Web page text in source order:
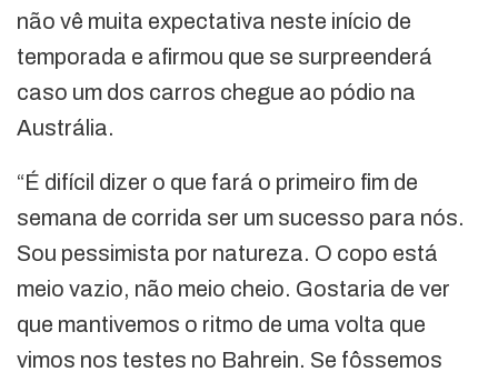
não vê muita expectativa neste início de
temporada e afirmou que se surpreenderá
caso um dos carros chegue ao pódio na
Austrália.
“É difícil dizer o que fará o primeiro fim de
semana de corrida ser um sucesso para nós.
Sou pessimista por natureza. O copo está
meio vazio, não meio cheio. Gostaria de ver
que mantivemos o ritmo de uma volta que
vimos nos testes no Bahrein. Se fôssemos